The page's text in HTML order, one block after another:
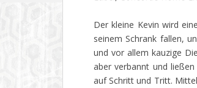
Der kleine Kevin wird
seinem Schrank fallen,
und vor allem kauzige
aber verbannt und
auf Schritt und Tritt.